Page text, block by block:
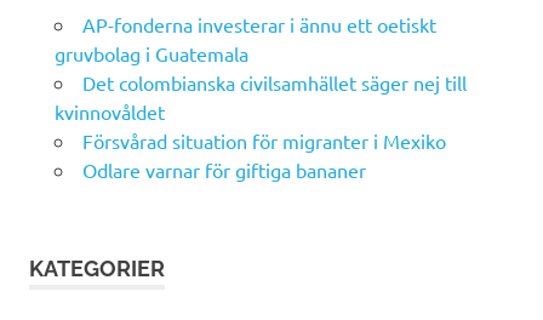
AP-fonderna investerar i ännu ett oetiskt
gruvbolag i Guatemala
Det colombianska civilsamhället säger nej till
kvinnovåldet
Försvårad situation för migranter i Mexiko
Odlare varnar för giftiga bananer
KATEGORIER